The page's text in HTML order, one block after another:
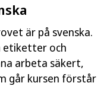
är på svenska.
etiketter och
arbeta säkert,
går kursen förstår